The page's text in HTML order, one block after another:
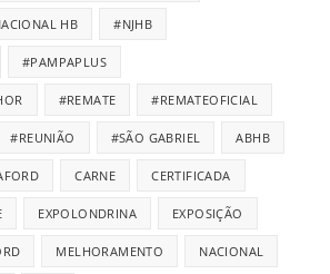
HB #NJHB
#PAMPAPLUS
#REMATE #REMATEOFICIAL
#REUNIÃO #SÃO GABRIEL ABHB
CARNE CERTIFICADA
EXPOLONDRINA EXPOSIÇÃO
MELHORAMENTO NACIONAL